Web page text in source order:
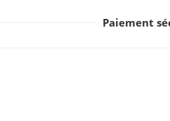
Paiement